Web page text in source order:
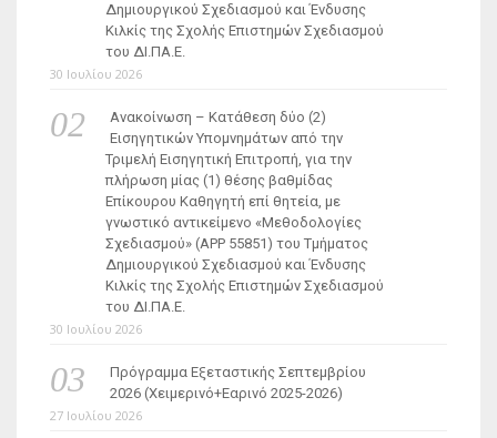
Δημιουργικού Σχεδιασμού και Ένδυσης
Κιλκίς της Σχολής Επιστημών Σχεδιασμού
του ΔΙ.ΠΑ.Ε.
30 Ιουλίου 2026
Ανακοίνωση – Κατάθεση δύο (2)
Εισηγητικών Υπομνημάτων από την
Τριμελή Εισηγητική Επιτροπή, για την
πλήρωση μίας (1) θέσης βαθμίδας
Επίκουρου Καθηγητή επί θητεία, με
γνωστικό αντικείμενο «Μεθοδολογίες
Σχεδιασμού» (ΑΡΡ 55851) του Τμήματος
Δημιουργικού Σχεδιασμού και Ένδυσης
Κιλκίς της Σχολής Επιστημών Σχεδιασμού
του ΔΙ.ΠΑ.Ε.
30 Ιουλίου 2026
Πρόγραμμα Εξεταστικής Σεπτεμβρίου
2026 (Χειμερινό+Εαρινό 2025-2026)
27 Ιουλίου 2026